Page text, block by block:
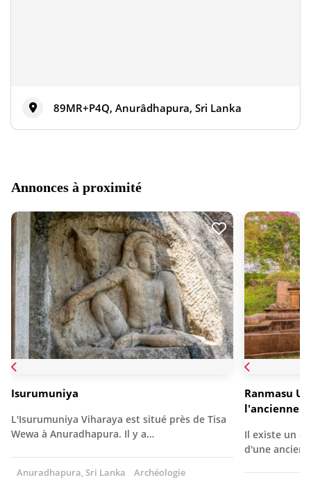
89MR+P4Q, Anurâdhapura, Sri Lanka
Annonces à proximité
Isurumuniya
L'Isurumuniya Viharaya est situé près de Tisa
Wewa à Anuradhapura. Il y a…
Anuradhapura, Sri Lanka
Archéologie
Ranmasu
l'ancienne
Il existe un
d'une